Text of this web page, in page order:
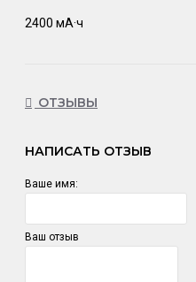
2400 мА·ч
ОТЗЫВЫ
НАПИСАТЬ ОТЗЫВ
Ваше имя:
Ваш отзыв